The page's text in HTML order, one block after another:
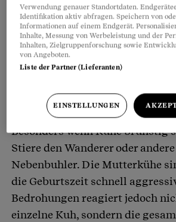
Besonders wenn Kühe brünstig
Stiere den Wanderer oder
Nebenbuhler. Die Mutterkühe
die Geburtszeit schnell
Bedrohungen reagiert jedoch
einzelne Kuh, sondern die
Verwendung genauer Standortdaten.
Identifikation aktiv abfragen. Speichern von
Informationen auf einem Endgerät.
Inhalte, Messung von Werbeleistung und der
Inhalten, Zielgruppenforschung sowie
von Angeboten.
Liste der Partner (Lieferanten)
EINSTELLUNGEN